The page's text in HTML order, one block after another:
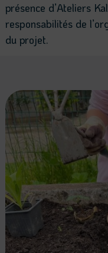
présence d’Ateliers
responsabilités de
du projet.